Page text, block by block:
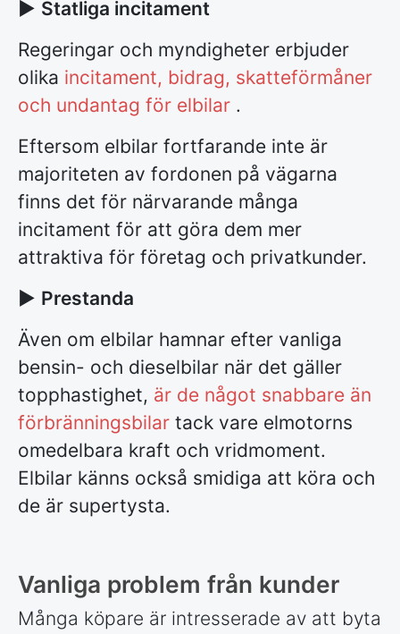
► Statliga incitament
Regeringar och myndigheter erbjuder
olika incitament, bidrag, skatteförmåner
och undantag för elbilar .
Eftersom elbilar fortfarande inte är
majoriteten av fordonen på vägarna
finns det för närvarande många
incitament för att göra dem mer
attraktiva för företag och privatkunder.
► Prestanda
Även om elbilar hamnar efter vanliga
bensin- och dieselbilar när det gäller
topphastighet, är de något snabbare än
förbränningsbilar tack vare elmotorns
omedelbara kraft och vridmoment.
Elbilar känns också smidiga att köra och
de är supertysta.
Vanliga problem från kunder
Många köpare är intresserade av att byta